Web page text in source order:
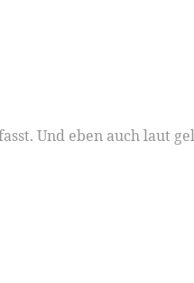
Und eben auch laut